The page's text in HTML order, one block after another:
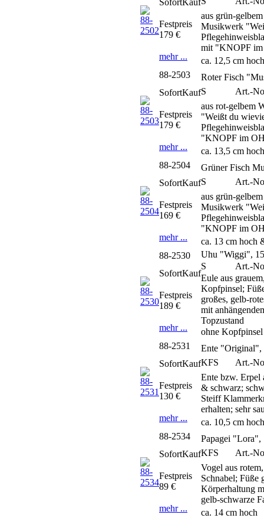
aus grün-
Musikwerk
mit "KNOPF im
ca. 12,5 cm
Festpreis
179 €
mehr ...
88-2503
Roter Fisch
S
Art.-
aus rot-gelbem
"Weißt du
"KNOPF im
ca. 13,5 cm
SofortKauf
Festpreis
179 €
mehr ...
88-2504
Grüner Fisch
S
Art.-
aus grün-
Musikwerk
"KNOPF im
ca. 13 cm hoch
SofortKauf
Festpreis
169 €
mehr ...
88-2530
Uhu "Wiggi",
S
Art.-
Eule aus
Kopfpinsel;
großes, gelb-
mit
Topzustand
ohne
SofortKauf
Festpreis
189 €
mehr ...
88-2531
Ente "Original",
KFS
Art.-
Ente bzw. Erpel
& schwarz;
Steiff
erhalten; sehr
ca. 10,5 cm hoch
SofortKauf
Festpreis
130 €
mehr ...
88-2534
Papagei "Lora",
KFS
Art.-
Vogel aus
Schnabel; Füße
Körperhaltung
gelb-schwarze
ca. 14 cm hoch
SofortKauf
Festpreis
89 €
mehr ...